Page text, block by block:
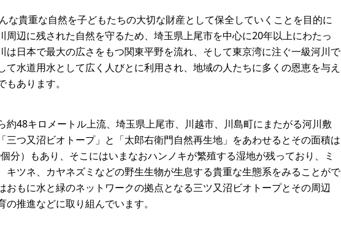
な貴重な自然を子どもたちの大切な財産として保全していくことを目的に
辺に残された自然を守るため、埼玉県上尾市を中心に20年以上にわたっ
は日本で最大の広さをもつ関東平野を流れ、そして東京湾に注ぐ一級河川で
水道用水として広く人びとに利用され、地域の人たちに多くの恩恵を与え
あります。
約48キロメートル上流、埼玉県上尾市、川越市、川島町にまたがる河川敷
三つ又沼ビオトープ」と「太郎右衛門自然再生地」をあわせるとその面積は
分）もあり、そこにはいまなおハンノキが繁殖する湿地が残っており、ミ
キツネ、カヤネズミなどの野生生物が生息する貴重な生態系をみることがで
おもに水と緑のネットワークの拠点となる三ツ又沼ビオトープとその周辺
推進などに取り組んでいます。